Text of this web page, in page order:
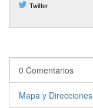
Twitter
0 Comentarios
Mapa y Direcciones